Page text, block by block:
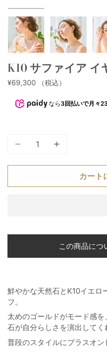
K10 サファイア イ
¥69,300 （税込）
なら 3回払いで月々
カート
この商品につ
鮮やかな天然石とK10イエロ
フ。
太めのゴールドがモード感
石が自分らしさを演出してく
普段のスタイルにプラスオン